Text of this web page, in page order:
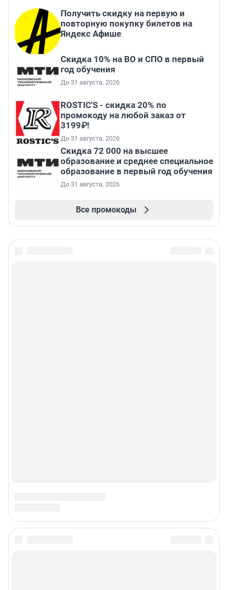
Получить скидку на первую и
повторную покупку билетов на
Яндекс Афише
Скидка 10% на ВО и СПО в первый
год обучения
До 31 августа, 2026
ROSTIC'S - скидка 20% по
промокоду на любой заказ от
3199₽!
До 31 августа, 2026
Скидка 72 000 на высшее
образование и среднее специальное
образование в первый год обучения
До 31 августа, 2026
Все промокоды